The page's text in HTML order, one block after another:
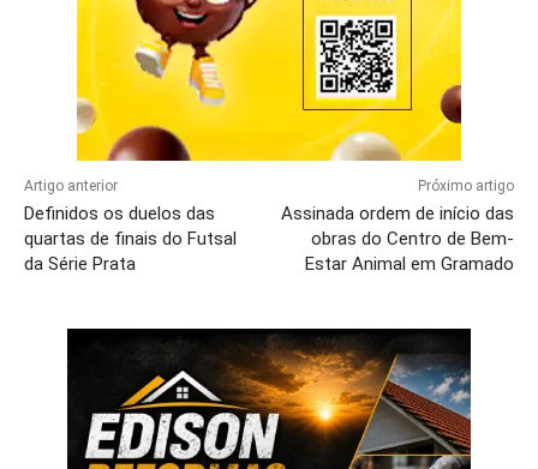
Artigo anterior
Definidos os duelos das
quartas de finais do Futsal
da Série Prata
Próximo artigo
Assinada ordem de início das
obras do Centro de Bem-
Estar Animal em Gramado